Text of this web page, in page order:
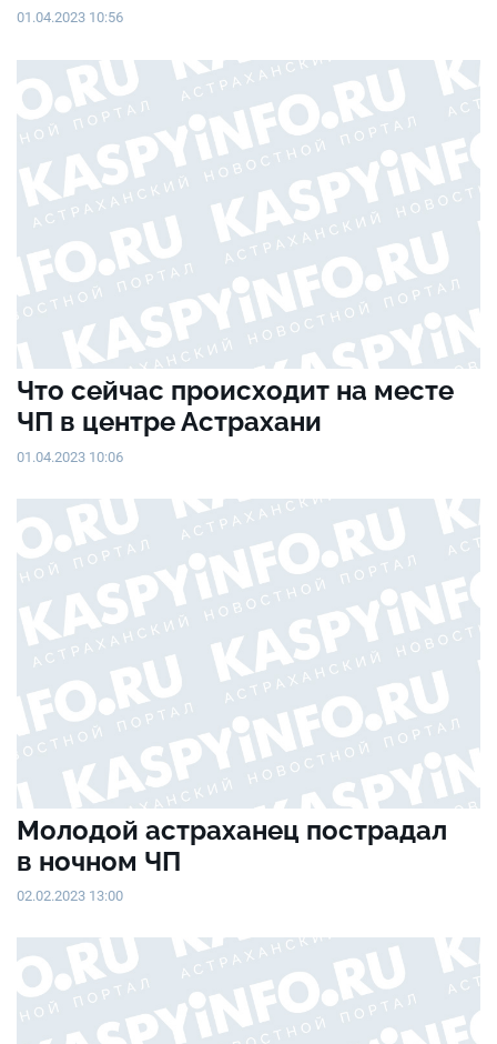
01.04.2023 10:56
Что сейчас происходит на месте
ЧП в центре Астрахани
01.04.2023 10:06
Молодой астраханец пострадал
в ночном ЧП
02.02.2023 13:00